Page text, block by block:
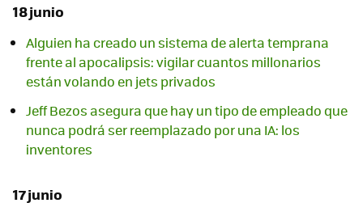
18 junio
Alguien ha creado un sistema de alerta temprana
frente al apocalipsis: vigilar cuantos millonarios
están volando en jets privados
Jeff Bezos asegura que hay un tipo de empleado que
nunca podrá ser reemplazado por una IA: los
inventores
17 junio